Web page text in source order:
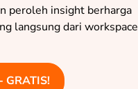
peroleh insight berharga
langsung dari workspace
GRATIS!